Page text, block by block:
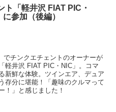
ト「軽井沢 FIAT PIC・
に参加（後編）
でチンクエチェントのオーナーが
軽井沢 FIAT PIC・NIC」。コマ
新鮮な体験。ツインエア、デュア
存分に堪能！「趣味のクルマって
！」と感じました！